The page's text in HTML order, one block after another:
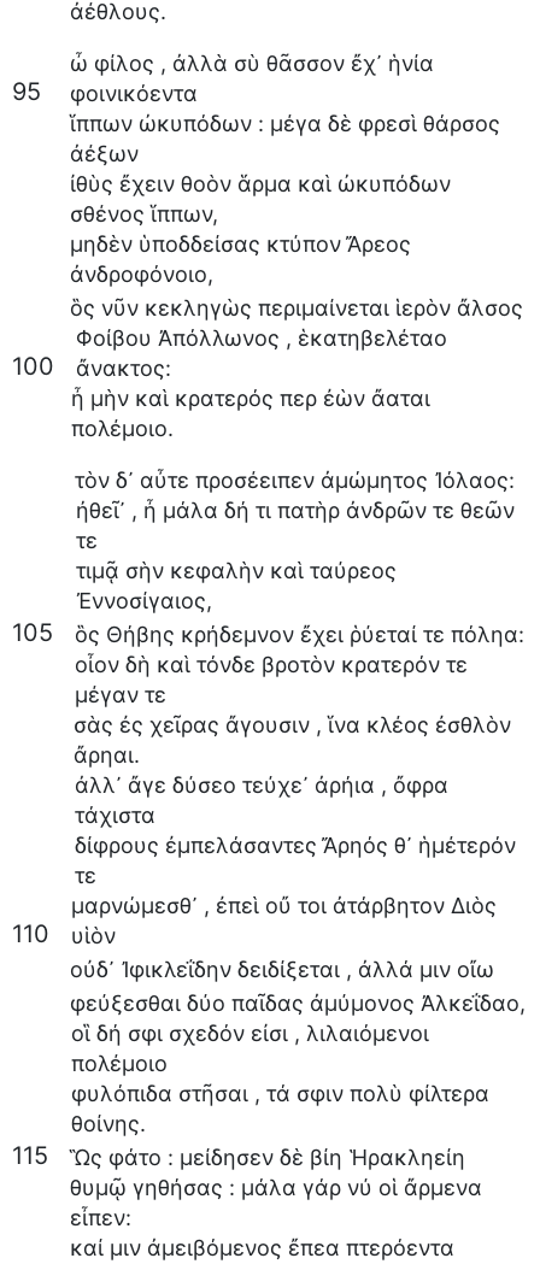
ἀέθλους.
95
ὦ φίλος , ἀλλὰ σὺ θᾶσσον ἔχ᾽ ἡνία
φοινικόεντα
ἵππων ὠκυπόδων : μέγα δὲ φρεσὶ θάρσος
ἀέξων
ἰθὺς ἔχειν θοὸν ἅρμα καὶ ὠκυπόδων
σθένος ἵππων,
μηδὲν ὑποδδείσας κτύπον Ἄρεος
ἀνδροφόνοιο,
ὃς νῦν κεκληγὼς περιμαίνεται ἱερὸν ἄλσος
100
Φοίβου Ἀπόλλωνος , ἑκατηβελέταο
ἄνακτος:
ἦ μὴν καὶ κρατερός περ ἐὼν ἄαται
πολέμοιο.
τὸν δ᾽ αὖτε προσέειπεν ἀμώμητος Ἰόλαος:
ἠθεῖ᾽ , ἦ μάλα δή τι πατὴρ ἀνδρῶν τε θεῶν
τε
τιμᾷ σὴν κεφαλὴν καὶ ταύρεος
Ἐννοσίγαιος,
105 ὃς Θήβης κρήδεμνον ἔχει ῥύεταί τε πόληα:
οἶον δὴ καὶ τόνδε βροτὸν κρατερόν τε
μέγαν τε
σὰς ἐς χεῖρας ἄγουσιν ,ἵνα κλέος ἐσθλὸν
ἄρηαι.
ἀλλ᾽ ἄγε δύσεο τεύχε᾽ ἀρήια , ὄφρα
τάχιστα
δίφρους ἐμπελάσαντες Ἄρηός θ᾽ ἡμέτερόν
τε
110
μαρνώμεσθ᾽ , ἐπεὶ οὔ τοι ἀτάρβητον Διὸς
υἱὸν
οὐδ᾽ Ἰφικλεΐδην δειδίξεται , ἀλλά μιν οἴω
φεύξεσθαι δύο παῖδας ἀμύμονος Ἀλκεΐδαο,
οἳ δή σφι σχεδόν εἰσι , λιλαιόμενοι
πολέμοιο
φυλόπιδα στῆσαι , τά σφιν πολὺ φίλτερα
θοίνης.
115 Ὣς φάτο : μείδησεν δὲ βίη Ἡρακληείη
θυμῷ γηθήσας : μάλα γάρ νύ οἱ ἄρμενα
εἶπεν:
καί μιν ἀμειβόμενος ἔπεα πτερόεντα